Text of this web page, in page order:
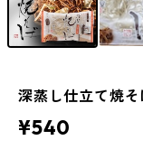
深蒸し仕立て焼そ
¥540